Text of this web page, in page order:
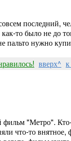
последний,
то было не до
пальто нужно
вверх^
"Метро".
что-то внятное,